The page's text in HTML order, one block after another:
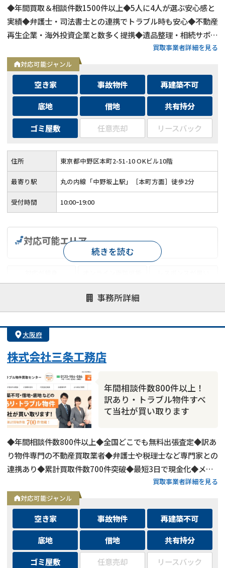
◆年間買取＆相談件数1500件以上◆5人に4人が選ぶ安心感と
実績◆弁護士・司法書士との連携でトラブル時も安心◆不動産
再生企業・海外投資企業と数多く提携◆遺品整理・相続サポー
トも可能◆メールとLINEは24時間相談受付中買取事業者詳細を見る
対応可能ジャンル
空き家 事故物件
再建築不可
底地
借地
共有持分
ゴミ屋敷
任意売却 リースバック
住所 東京都中野区本町2-51-10 OKビル10階
最寄り駅 丸の内線「中野坂上駅」［本町方面］徒歩2分
受付時間 10:00ｰ19:00
事務所詳細
対応可能エリア
士業連携有り
続きを読む
大阪府
株式会社三条工務店
年間相談件数800件以上！
訳あり・トラブル物件すべ
て当社が買い取ります
◆年間相談件数800件以上◆全国どこでも無料出張査定◆訳あ
り物件専門の不動産買取業者◆弁護士や税理士など専門家との
連携あり◆累計買取件数700件突破◆最短3日で現金化◆メー
買取事業者詳細を見る
対応可能ジャンル
空き家 事故物件
再建築不可
底地
借地
共有持分
ゴミ屋敷
任意売却 リースバック